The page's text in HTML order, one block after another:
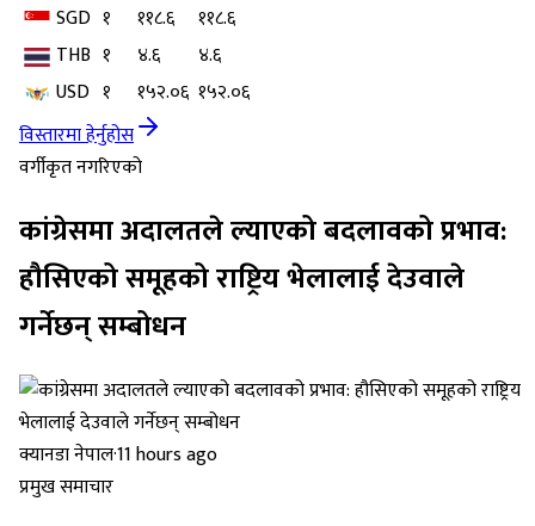
SGD १ ११८.६
११८.६
THB १ ४.६
४.६
USD १ १५२.०६ १५२.०६
विस्तारमा हेर्नुहोस
वर्गीकृत नगरिएको
कांग्रेसमा अदालतले ल्याएको बदलावको प्रभाव:
हौसिएको समूहको राष्ट्रिय भेलालाई देउवाले
गर्नेछन् सम्बोधन
क्यानडा नेपाल·11 hours ago
प्रमुख समाचार